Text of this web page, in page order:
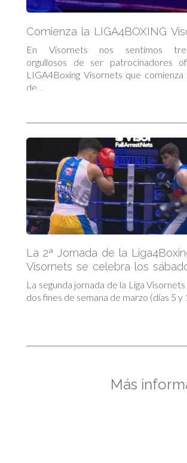
Comienza la LIGA4BOXING
En Visornets nos sentimos
orgullosos de ser patrocinadores
LIGA4Boxing Visornets que comienza
de…
La 2ª Jornada de la
Visornets se celebra los
de marzo
La segunda jornada de la Liga
dos fines de semana de marzo (días 5 y
Más